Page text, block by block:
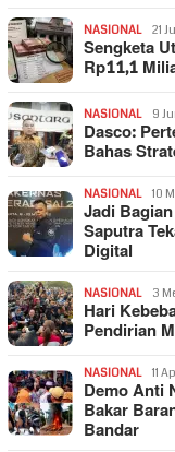
NASIONAL 21
Sengketa
Rp11,1
NASIONAL 9
Dasco:
Bahas
NASIONAL 10
Jadi
Saputra
Digital
NASIONAL 3
Hari
Pendirian
NASIONAL 11
Demo Anti
Bakar
Bandar